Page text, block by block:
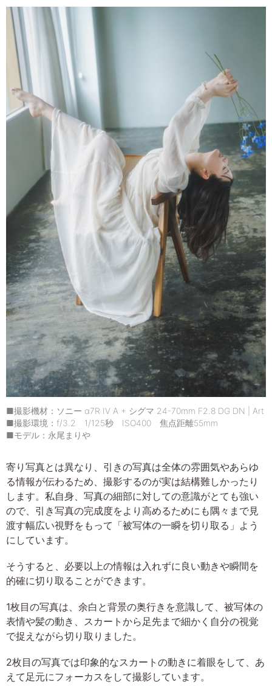
■撮影機材：ソニー α7R IV A + シグマ 24-70mm F2.8 DG DN | Art
■撮影環境：f/3.2 1/125秒 ISO400 焦点距離55mm
■モデル：永尾まりや
寄り写真とは異なり、引きの写真は全体の雰囲気やあらゆ
る情報が伝わるため、撮影するのが実は結構難しかったり
します。私自身、写真の細部に対しての意識がとても強い
ので、引き写真の完成度をより高めるためにも隅々まで見
渡す幅広い視野をもって「被写体の一瞬を切り取る」よう
にしています。
そうすると、必要以上の情報は入れずに良い動きや瞬間を
的確に切り取ることができます。
1枚目の写真は、余白と背景の奥行きを意識して、被写体の
表情や髪の動き、スカートから足先まで細かく自分の視覚
で捉えながら切り取りました。
2枚目の写真では印象的なスカートの動きに着眼をして、あ
えて足元にフォーカスをして撮影しています。